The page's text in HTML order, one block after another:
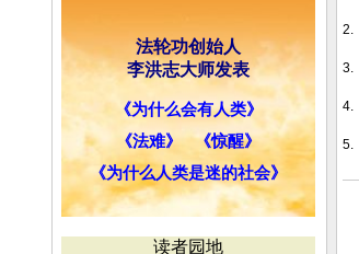
法轮功创始人
李洪志大师发表
《为什么会有人类》
《法难》
《惊醒》
《为什么人类是迷的社会》
读者园地
2.
3.
4.
5.